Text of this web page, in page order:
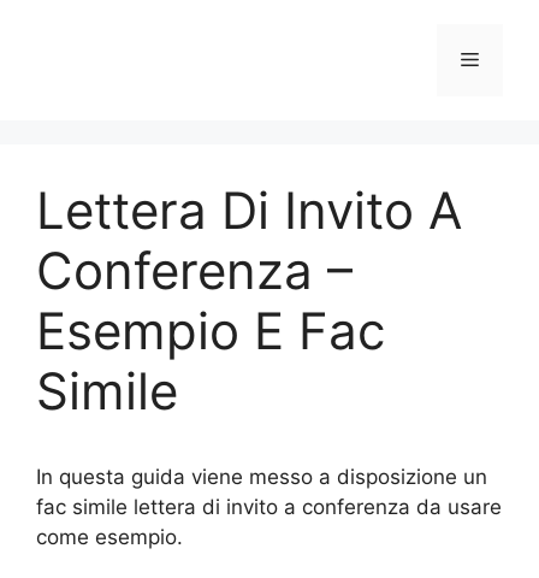
Menu
Lettera Di Invito A
Conferenza –
Esempio E Fac
Simile
In questa guida viene messo a disposizione un
fac simile lettera di invito a conferenza da usare
come esempio.